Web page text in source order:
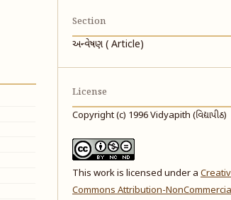
Section
અન્વેષણ ( Article)
License
Copyright (c) 1996 Vidyapith (વિદ્યાપીઠ)
This work is licensed under a
Commons Attribution-